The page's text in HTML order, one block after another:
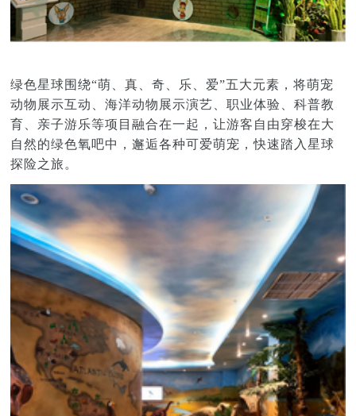
绿色星球围绕“萌、真、奇、乐、爱”五大元素，将萌宠
动物展示互动、海洋动物展示演艺、职业体验、科普教
育、亲子游乐等项目融合在一起，让游客自由穿梭在大
自然的绿色氧吧中，邂逅各种可爱萌宠，快速踏入星球
探险之旅。